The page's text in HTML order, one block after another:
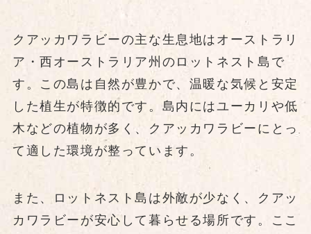
クアッカワラビーの主な生息地はオーストラリ
ア・西オーストラリア州のロットネスト島で
す。この島は自然が豊かで、温暖な気候と安定
した植生が特徴的です。島内にはユーカリや低
木などの植物が多く、クアッカワラビーにとっ
て適した環境が整っています。
また、ロットネスト島は外敵が少なく、クアッ
カワラビーが安心して暮らせる場所です。ここ